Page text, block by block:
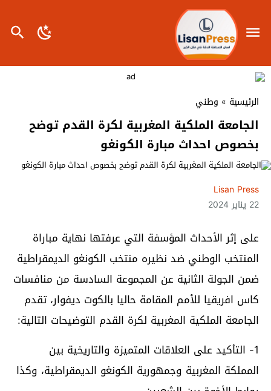
الرئيسية » وطني
الجامعة الملكية المغربية لكرة القدم توضح
بخصوص احداث مبارة الكونغو
Lisan Press
22 يناير 2024
على إثر الأحداث المؤسفة التي عرفتها نهاية مباراة
المنتخب الوطني ضد نظيره منتخب الكونغو الديمقراطية
ضمن الجولة الثانية عن المجموعة السادسة من منافسات
كاس افريقيا للأمم المقامة حاليا بالكوت ديفوار، تقدم
الجامعة الملكية المغربية لكرة القدم التوضيحات التالية:
1- التأكيد على العلاقات المتميزة والتاريخية بين
المملكة المغربية وجمهورية الكونغو الديمقراطية، وكذا